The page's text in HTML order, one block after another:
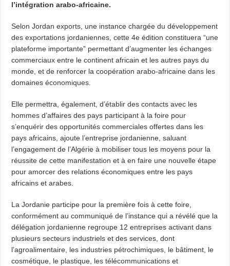
l’intégration arabo-africaine.
Selon Jordan exports, une instance chargée du développement
des exportations jordaniennes, cette 4e édition constituera “une
plateforme importante” permettant d’augmenter les échanges
commerciaux entre le continent africain et les autres pays du
monde, et de renforcer la coopération arabo-africaine dans les
domaines économiques.
Elle permettra, également, d’établir des contacts avec les
hommes d’affaires des pays participant à la foire pour
s’enquérir des opportunités commerciales offertes dans les
pays africains, ajoute l’entreprise jordanienne, saluant
l’engagement de l’Algérie à mobiliser tous les moyens pour la
réussite de cette manifestation et à en faire une nouvelle étape
pour amorcer des relations économiques entre les pays
africains et arabes.
La Jordanie participe pour la première fois à cette foire,
conformément au communiqué de l’instance qui a révélé que la
délégation jordanienne regroupe 12 entreprises activant dans
plusieurs secteurs industriels et des services, dont
l’agroalimentaire, les industries pétrochimiques, le bâtiment, le
cosmétique, le plastique, les télécommunications et